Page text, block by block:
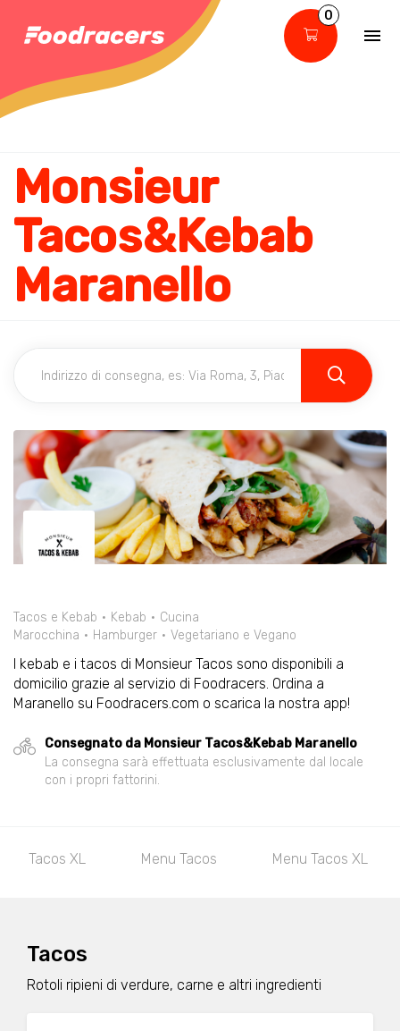
0
Monsieur
Tacos&Kebab
Maranello
Tacos e Kebab Kebab
Cucina
Marocchina
Hamburger Vegetariano e Vegano
I kebab e i tacos di Monsieur Tacos sono disponibili a
domicilio grazie al servizio di Foodracers. Ordina a
Maranello su Foodracers.com o scarica la nostra app!
Consegnato da Monsieur Tacos&Kebab Maranello
La consegna sarà effettuata esclusivamente dal locale
con i propri fattorini.
Tacos XL Menu Tacos Menu Tacos XL
Tacos
Rotoli ripieni di verdure, carne e altri ingredienti